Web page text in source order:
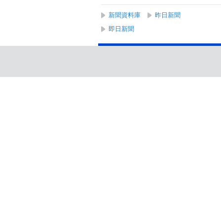
新聞資料庫 昨日新聞
即日新聞